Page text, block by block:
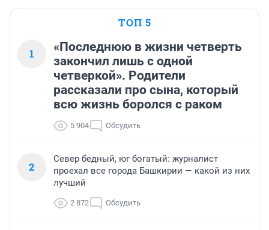
ТОП 5
1
«Последнюю в жизни четверть
закончил лишь с одной
четверкой». Родители
рассказали про сына, который
всю жизнь боролся с раком
5 904 Обсудить
2
Север бедный, юг богатый: журналист
проехал все города Башкирии — какой из них
лучший
2 872 Обсудить